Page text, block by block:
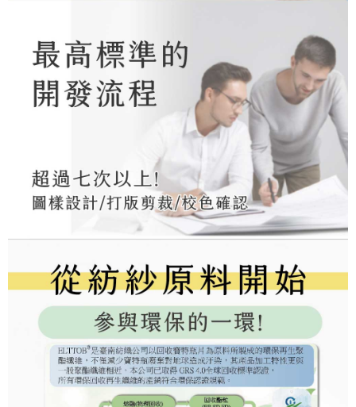
melalui perkhidmatan ini pada masa transaksi. Hasil daripada pembelian
atau pembayaran ansuran akan dipindahkan oleh peniaga kepada
Syarikat, dan pelanggan hendaklah membuat pembayaran mengikut
perjanjian menggunakan sistem bil Syarikat.
Untuk memenuhi hubungan kontrak yang terjalin melalui persetujuan
penggunaan OP Pay Later, peniaga akan memberikan maklumat peribadi
anda (termasuk nama, nombor telefon, atau alamat) kepada Syarikat bagi
tujuan pengumpulan, pemprosesan dan penggunaan data yang
diperlukan untuk pengebilan ansuran, termasuk pengesahan,
pengesahan semula dan pembetulan.
Untuk terma perkhidmatan penuh, sila rujuk pautan berikut:
" target="_blank" class="link revert-
【Panduan Penggunaan Pembayaran Ansuran Gogo】
1. Perkhidmatan ini disediakan oleh Taiwan Mobile, pengguna telefon
(Hanya untuk nombor langganan peribadi, tidak terbuka untuk syarikat
dan kad prabayar)
2. Pilihan kaedah pembayaran "Pembayaran Ansuran Gogo", selepas
pesanan ditubuhkan, akan secara automatik dialihkan ke proses
transaksi Gogo, selepas pengesahan nombor telefon, pilih bilangan
ansuran yang diingini, tarikh akhir pembayaran, dan setelah
mengesahkan pembayaran, transaksi akan selesai.
Ketiga, Syarat Perkhidmatan
Perkhidmatan AFTEE Beli Sekarang Bayar Kemudian disediakan oleh NP
Taiwan, Inc. dan AFTEE akan membuat bil kepada pengguna. AFTEE
akan menggunakan data peribadi yang dikumpul (termasuk nama
pembeli, no. telefon, nama penerima, no. telefon, alamat penerima) untuk
penggunaan perkhidmatan. Sila rujuk kepada "Penyata Pengumpulan
) untuk maklumat lanjut.
Jumlah yang diperakui untuk pengguna kali pertama yang lulus
kelulusan boleh sehingga NT$10,000. Jika pengguna tidak membuat
pembayaran dalam tempoh tersebut, yuran pembayaran lewat sebanyak
20% setahun akan dikenakan. Pengguna bawah umur dikehendaki
untuk menggunakan AFTEE.
Sila hubungi NP Taiwan Inc. dics_tw@netprotections.co.jpjika anda
mempunyai sebarang kebimbangan mengenai pemprosesan dan
penggunaan pada data peribadi. Jika anda tidak bersetuju dengan data
peribadi yang disenaraikan seperti di atas akan dikumpul dan digunakan
oleh AFTEE, sila jangan gunakan perkhidmatan ini.